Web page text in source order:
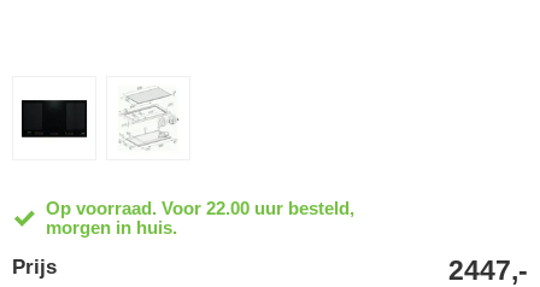
Op voorraad. Voor 22.00 uur besteld,
morgen in huis.
Prijs 2447,-